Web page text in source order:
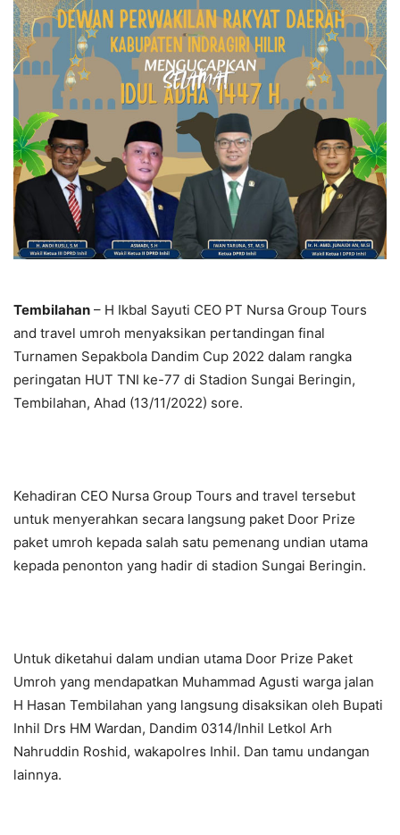
Tembilahan – H Ikbal Sayuti CEO PT Nursa Group Tours
and travel umroh menyaksikan pertandingan final
Turnamen Sepakbola Dandim Cup 2022 dalam rangka
peringatan HUT TNI ke-77 di Stadion Sungai Beringin,
Tembilahan, Ahad (13/11/2022) sore.
Kehadiran CEO Nursa Group Tours and travel tersebut
untuk menyerahkan secara langsung paket Door Prize
paket umroh kepada salah satu pemenang undian utama
kepada penonton yang hadir di stadion Sungai Beringin.
Untuk diketahui dalam undian utama Door Prize Paket
Umroh yang mendapatkan Muhammad Agusti warga jalan
H Hasan Tembilahan yang langsung disaksikan oleh Bupati
Inhil Drs HM Wardan, Dandim 0314/Inhil Letkol Arh
Nahruddin Roshid, wakapolres Inhil. Dan tamu undangan
lainnya.